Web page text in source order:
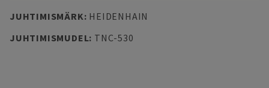
JUHTIMISMÄRK: HEIDENHAIN
JUHTIMISMUDEL: TNC-530